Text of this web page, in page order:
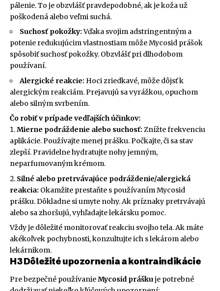
pálenie. To je obzvlášť pravdepodobné, ak je koža už
poškodená alebo veľmi suchá.
Suchosť pokožky:Vďaka svojim adstringentným a
potenie redukujúcim vlastnostiam môže Mycosid prášok
spôsobiť suchosť pokožky. Obzvlášť pri dlhodobom
používaní.
Alergické reakcie: Hoci zriedkavé, môže dôjsť k
alergickým reakciám. Prejavujú sa vyrážkou, opuchom
alebo silným svrbením.
Čo robiť v prípade vedľajších účinkov:
Mierne podráždenie alebo suchosť: Znížte frekvenciu
aplikácie. Používajte menej prášku. Počkajte, či sa stav
zlepší. Pravidelne hydratujte nohy jemným,
neparfumovaným krémom.
Silné alebo pretrvávajúce podráždenie/alergická
reakcia: Okamžite prestaňte s používaním Mycosid
prášku. Dôkladne si umyte nohy. Ak príznaky pretrvávajú
alebo sa zhoršujú, vyhľadajte lekársku pomoc.
Vždy je dôležité monitorovať reakciu svojho tela. Ak máte
akékoľvek pochybnosti, konzultujte ich s lekárom alebo
lekárnikom.
H3 Dôležité upozornenia a kontraindikácie
Pre bezpečné používanieMycosid práškuje potrebné